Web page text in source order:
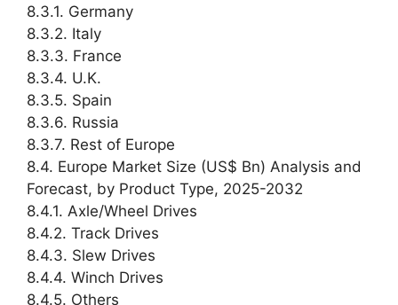
8.3.1. Germany
8.3.2. Italy
8.3.3. France
8.3.4. U.K.
8.3.5. Spain
8.3.6. Russia
8.3.7. Rest of Europe
8.4. Europe Market Size (US$ Bn) Analysis and
Forecast, by Product Type, 2025-2032
8.4.1. Axle/Wheel Drives
8.4.2. Track Drives
8.4.3. Slew Drives
8.4.4. Winch Drives
8.4.5. Others